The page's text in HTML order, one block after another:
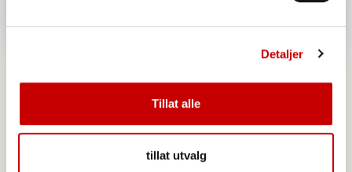
Detaljer
Tillat alle
tillat utvalg